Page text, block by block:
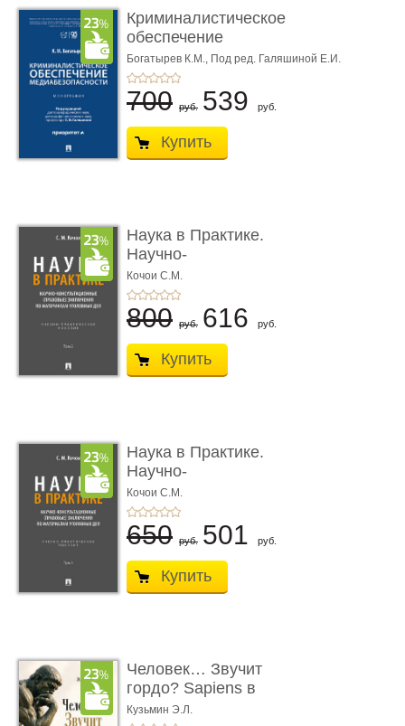
Криминалистическое
обеспечение
медиабезопас� ...
Богатырев К.М., Под ред. Галяшиной Е.И.
700 руб. 539 руб.
Купить
Наука в Практике.
Научно-
консультационные (пра
...
Кочои С.М.
800 руб. 616 руб.
Купить
Наука в Практике.
Научно-
консультационные (пра
...
Кочои С.М.
650 руб. 501 руб.
Купить
Человек… Звучит
гордо? Sapiens в
тенётах социума � ...
Кузьмин Э.Л.